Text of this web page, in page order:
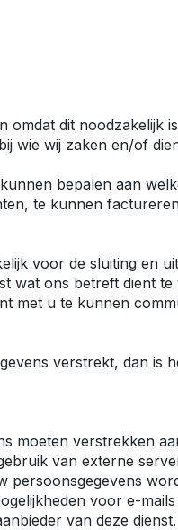
dit noodzakelijk
wie wij zaken en/of
bepalen aan
te kunnen
voor de sluiting en
wat ons betreft dient
met u te kunnen
verstrekt, dan is
moeten verstrekken
van externe
voor e-
van deze dienst.